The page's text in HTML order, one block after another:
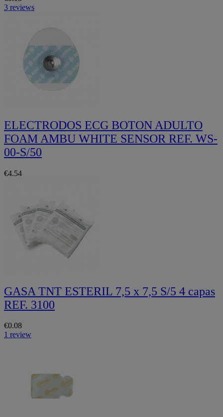
3 reviews
ELECTRODOS ECG BOTON ADULTO
FOAM AMBU WHITE SENSOR REF. WS-
00-S/50
€4.54
GASA TNT ESTERIL 7,5 x 7,5 S/5 4 capas
REF. 3100
€0.08
1 review